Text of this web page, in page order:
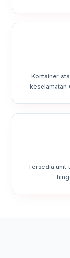
Kontainer
keselamatan
Tersedia unit